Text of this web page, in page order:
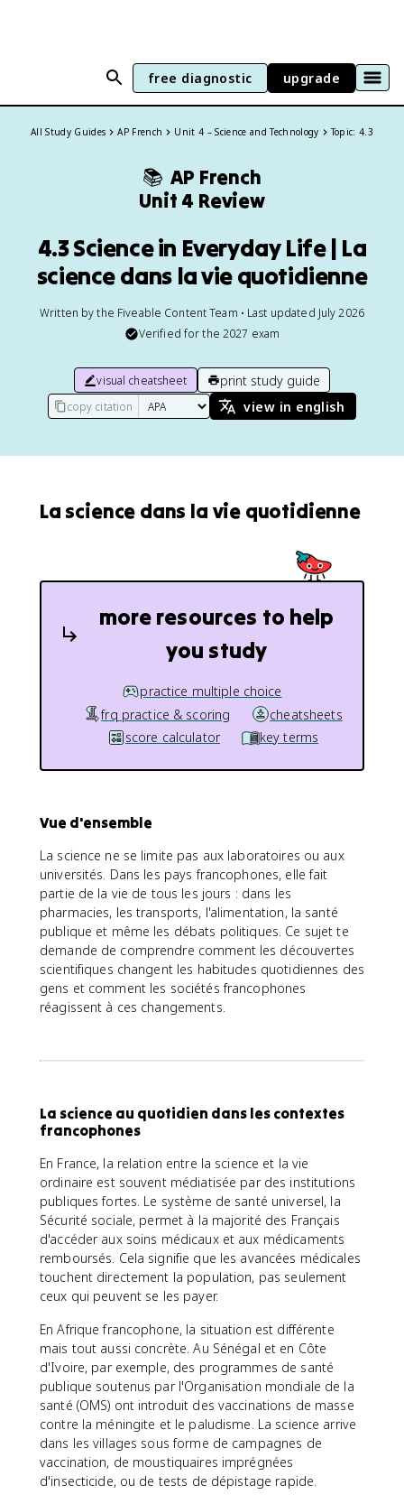
free diagnostic upgrade
All Study Guides AP French Unit 4 – Science and Technology Topic: 4.3
📚 AP French
Unit 4 Review
4.3 Science in Everyday Life | La
science dans la vie quotidienne
Written by the Fiveable Content Team • Last updated July 2026
Verified for the 2027 exam
visual cheatsheet print study guide
copy citation view in english
La science dans la vie quotidienne
more resources to help
you study
practice multiple choice
frq practice & scoring
cheatsheets
score calculator
key terms
Vue d'ensemble
La science ne se limite pas aux laboratoires ou aux
universités. Dans les pays francophones, elle fait
partie de la vie de tous les jours : dans les
pharmacies, les transports, l'alimentation, la santé
publique et même les débats politiques. Ce sujet te
demande de comprendre comment les découvertes
scientifiques changent les habitudes quotidiennes des
gens et comment les sociétés francophones
réagissent à ces changements.
La science au quotidien dans les contextes
francophones
En France, la relation entre la science et la vie
ordinaire est souvent médiatisée par des institutions
publiques fortes. Le système de santé universel, la
Sécurité sociale, permet à la majorité des Français
d'accéder aux soins médicaux et aux médicaments
remboursés. Cela signifie que les avancées médicales
touchent directement la population, pas seulement
ceux qui peuvent se les payer.
En Afrique francophone, la situation est différente
mais tout aussi concrète. Au Sénégal et en Côte
d'Ivoire, par exemple, des programmes de santé
publique soutenus par l'Organisation mondiale de la
santé (OMS) ont introduit des vaccinations de masse
contre la méningite et le paludisme. La science arrive
dans les villages sous forme de campagnes de
vaccination, de moustiquaires imprégnées
d'insecticide, ou de tests de dépistage rapide.